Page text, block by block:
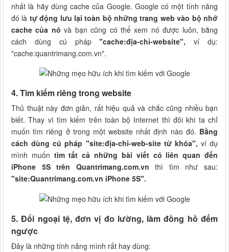
nhất là hãy dùng cache của Google. Google có một tính năng
đó là tự động lưu lại toàn bộ những trang web vào bộ nhớ
cache của nó và bạn cũng có thể xem nó được luôn, bằng
cách dùng cú pháp"cache:địa-chỉ-website",ví dụ:
"cache:quantrimang.com.vn".
4. Tìm kiếm riêng trong website
Thủ thuật này đơn giản, rất hiệu quả và chắc cũng nhiều bạn
biết. Thay vì tìm kiếm trên toàn bộ Internet thì đôi khi ta chỉ
muốn tìm riêng ở trong một website nhất định nào đó. Bằng
cách dùng cú pháp "site:địa-chỉ-web-site từ khóa", ví dụ
mình muốn tìm tất cả những bài viết có liên quan đến
iPhone 5S trên Quantrimang.com.vn thì tìm như sau:
"site:Quantrimang.com.vn iPhone 5S".
5. Đổi ngoại tệ, đơn vị đo lường, làm đồng hồ đếm
ngược
Đây là những tính năng mình rất hay dùng: